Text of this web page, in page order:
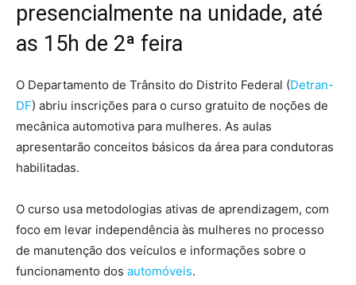
presencialmente na unidade, até
as 15h de 2ª feira
O Departamento de Trânsito do Distrito Federal (Detran-
DF) abriu inscrições para o curso gratuito de noções de
mecânica automotiva para mulheres. As aulas
apresentarão conceitos básicos da área para condutoras
habilitadas.
O curso usa metodologias ativas de aprendizagem, com
foco em levar independência às mulheres no processo
de manutenção dos veículos e informações sobre o
funcionamento dos automóveis.